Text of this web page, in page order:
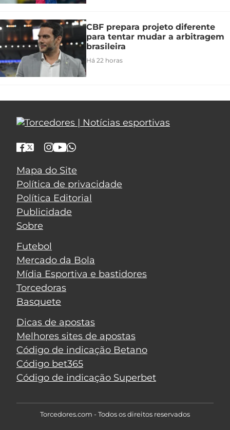
CBF prepara projeto diferente
para tentar mudar a arbitragem
brasileira
Há 22 horas
Mapa do Site
Política de privacidade
Política Editorial
Publicidade
Sobre
Futebol
Mercado da Bola
Mídia Esportiva e bastidores
Torcedoras
Basquete
Dicas de apostas
Melhores sites de apostas
Código de indicação Betano
Código bet365
Código de indicação Superbet
Torcedores.com - Todos os direitos reservados